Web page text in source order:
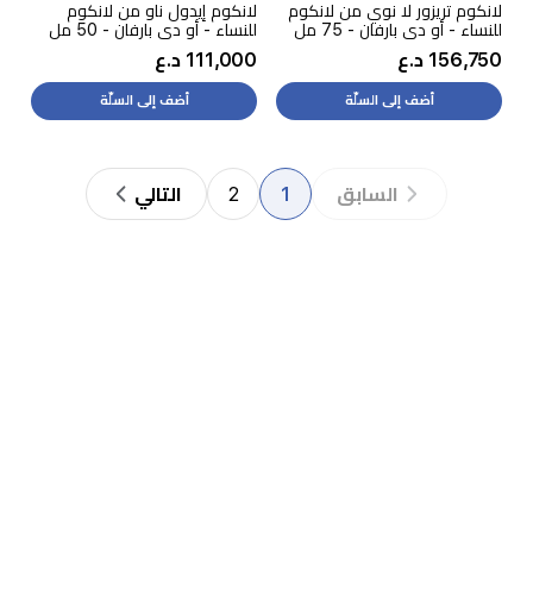
لانكوم تريزور لا نوي من لانكوم
للنساء - أو دي بارفان - 75 مل
156,750 د.ع
أضف إلى السلّة
لانكوم إيدول ناو من لانكوم
للنساء - أو دي بارفان - 50 مل
111,000 د.ع
أضف إلى السلّة
السابق 1
2 التالي